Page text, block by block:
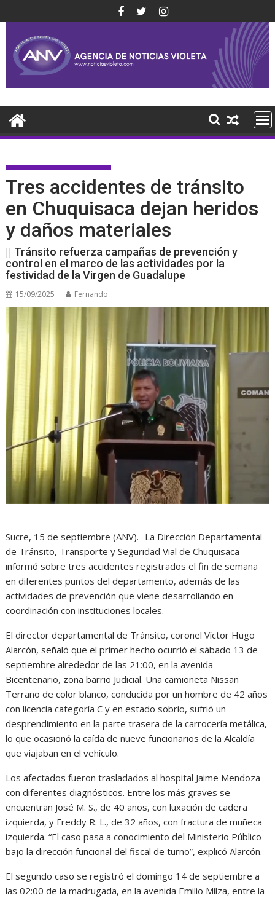
al
contenido
Tres accidentes de tránsito
en Chuquisaca dejan heridos
y daños materiales
|| Tránsito refuerza campañas de prevención y
control en el marco de las actividades por la
festividad de la Virgen de Guadalupe
15/09/2025 Fernando
Sucre, 15 de septiembre (ANV).- La Dirección Departamental
de Tránsito, Transporte y Seguridad Vial de Chuquisaca
informó sobre tres accidentes registrados el fin de semana
en diferentes puntos del departamento, además de las
actividades de prevención que viene desarrollando en
coordinación con instituciones locales.
El director departamental de Tránsito, coronel Víctor Hugo
Alarcón, señaló que el primer hecho ocurrió el sábado 13 de
septiembre alrededor de las 21:00, en la avenida
Bicentenario, zona barrio Judicial. Una camioneta Nissan
Terrano de color blanco, conducida por un hombre de 42 años
con licencia categoría C y en estado sobrio, sufrió un
desprendimiento en la parte trasera de la carrocería metálica,
lo que ocasionó la caída de nueve funcionarios de la Alcaldía
que viajaban en el vehículo.
Los afectados fueron trasladados al hospital Jaime Mendoza
con diferentes diagnósticos. Entre los más graves se
encuentran José M. S., de 40 años, con luxación de cadera
izquierda, y Freddy R. L., de 32 años, con fractura de muñeca
izquierda. “El caso pasa a conocimiento del Ministerio Público
bajo la dirección funcional del fiscal de turno”, explicó Alarcón.
El segundo caso se registró el domingo 14 de septiembre a
las 02:00 de la madrugada, en la avenida Emilio Milza, entre la